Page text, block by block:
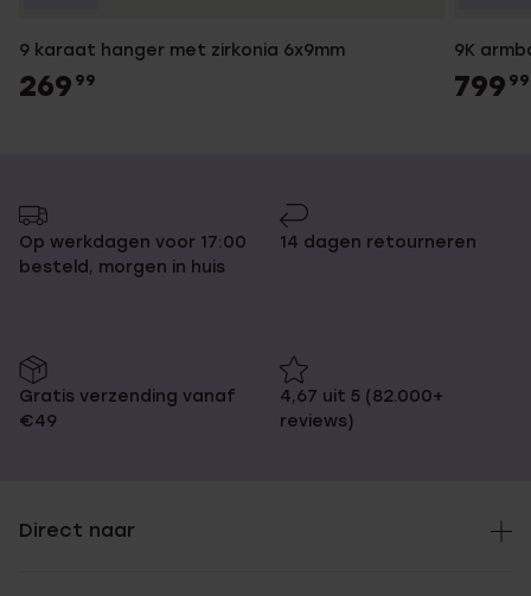
9 karaat hanger met zirkonia 6x9mm
269 99
9K
799 99
Op werkdagen voor 17:00
besteld, morgen in huis
14 dagen retourneren
Gratis verzending vanaf
€49
4,67 uit 5 (82.000+
reviews)
Direct naar